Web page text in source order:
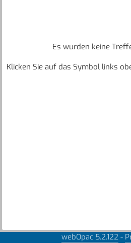
Es wurden keine
Klicken Sie auf das Symbol links
webOpac 5.2.122 -